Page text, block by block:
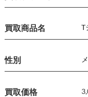
買取商品名 T
性別
買取価格